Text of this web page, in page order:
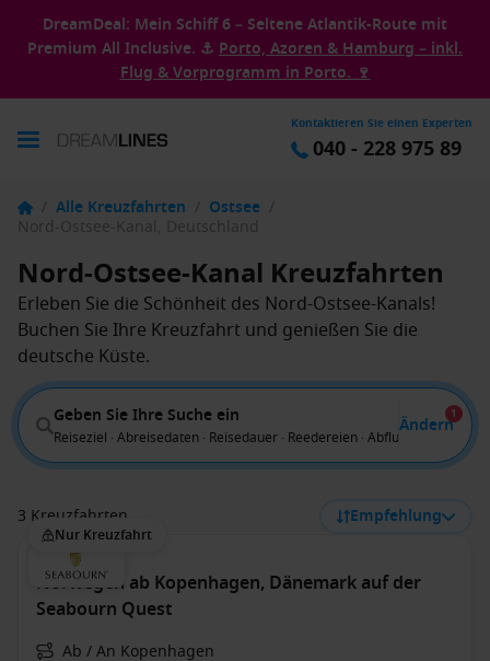
DreamDeal: Mein Schiff 6 – Seltene Atlantik-Route mit
Premium All Inclusive. ⚓ Porto, Azoren & Hamburg – inkl.
Flug & Vorprogramm in Porto. 🍷
Kontaktieren Sie einen Experten
040 - 228 975 89
/ Alle Kreuzfahrten / Ostsee /
Nord-Ostsee-Kanal, Deutschland
Nord-Ostsee-Kanal Kreuzfahrten
Erleben Sie die Schönheit des Nord-Ostsee-Kanals!
Buchen Sie Ihre Kreuzfahrt und genießen Sie die
deutsche Küste.
Geben Sie Ihre Suche ein
Reiseziel · Abreisedaten · Reisedauer · Reedereien · Abflug von
Ändern
1
3 Kreuzfahrten Empfehlung
Nur Kreuzfahrt
Norwegen ab Kopenhagen, Dänemark auf der
Seabourn Quest
Ab / An Kopenhagen